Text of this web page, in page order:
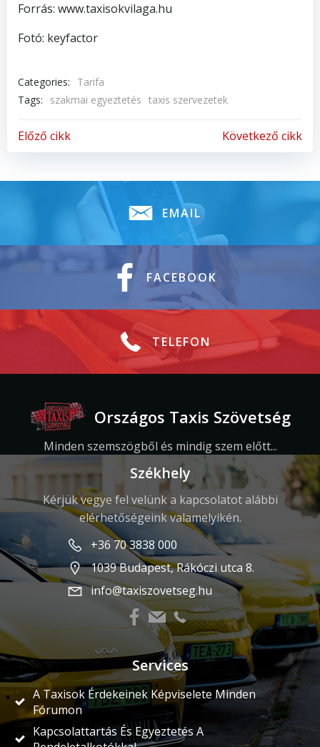
Forrás: www.taxisokvilaga.hu
Fotó: keyfactor
Categories:
Tarifa
Tags:
szakmai egyeztetés taxis szervezetek
Bejegyzés
Navigáció
Előző cikk
Bejegyzés
Navigáció
Következő cikk
EMAIL
FACEBOOK
TELEFON
Országos Taxis Szövetség
Minden szemszögből és mindig szem előtt...
Székhely
Kérjük vegye fel velünk a kapcsolatot alábbi
elérhetőségeink valamelyikén.
+36 70 3838 000
1039 Budapest, Rákóczi utca 8.
info@taxiszovetseg.hu
Services
A Taxisok Érdekeinek Képviselete Minden
Fórumon
Kapcsolattartás És Egyeztetés A